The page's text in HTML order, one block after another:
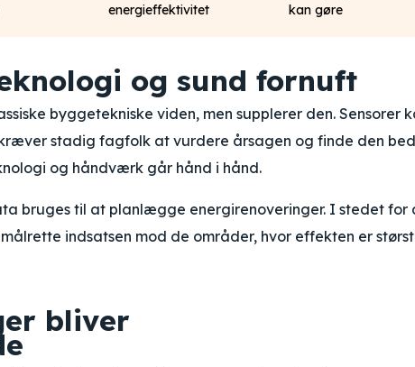
energieffektivitet
kan gøre
og sund fornuft
byggetekniske viden, men supplerer den. Sensorer
stadig fagfolk at vurdere årsagen og finde den
og håndværk går hånd i hånd.
bruges til at planlægge energirenoveringer. I stedet for
indsatsen mod de områder, hvor effekten er
bliver